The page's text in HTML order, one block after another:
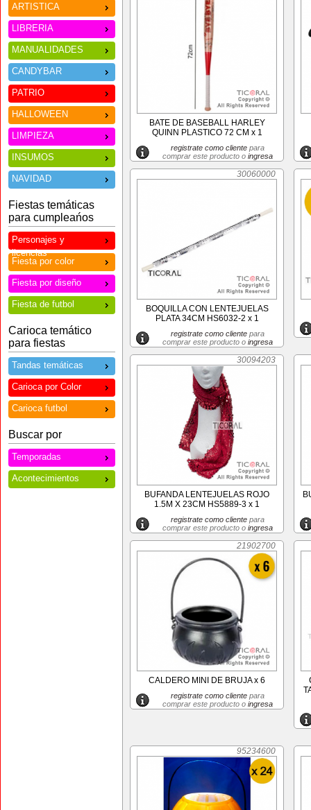
ARTISTICA
LIBRERIA
MANUALIDADES
CANDYBAR
PATRIO
HALLOWEEN
LIMPIEZA
INSUMOS
NAVIDAD
Fiestas temáticas
para cumpleańos
Personajes y
licencias
Fiesta por color
Fiesta por diseño
Fiesta de futbol
Carioca temático
para fiestas
Tandas temáticas
Carioca por Color
Carioca futbol
Buscar por
Temporadas
Acontecimientos
BATE DE BASEBALL HARLEY
QUINN PLASTICO 72 CM x 1
registrate como clientepara
comprar este producto o ingresa
30060000
BOQUILLA CON LENTEJUELAS
PLATA 34CM HS6032-2 x 1
registrate como clientepara
comprar este producto o ingresa
30094203
BUFANDA LENTEJUELAS ROJO
1.5M X 23CM HS5889-3 x 1
registrate como clientepara
comprar este producto o ingresa
21902700
CALDERO MINI DE BRUJA x 6
registrate como clientepara
comprar este producto o ingresa
95234600